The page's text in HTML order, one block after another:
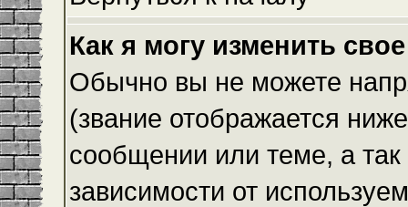
Как я могу изменить
Обычно вы не можете
(звание отображается
сообщении или теме, а
зависимости от